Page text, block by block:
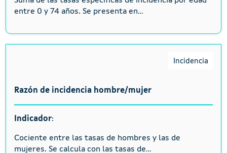
entre 0 y 74 años. Se presenta en...
Incidencia
Razón de incidencia hombre/mujer
Indicador:
Cociente entre las tasas de hombres y las de
mujeres. Se calcula con las tasas de...